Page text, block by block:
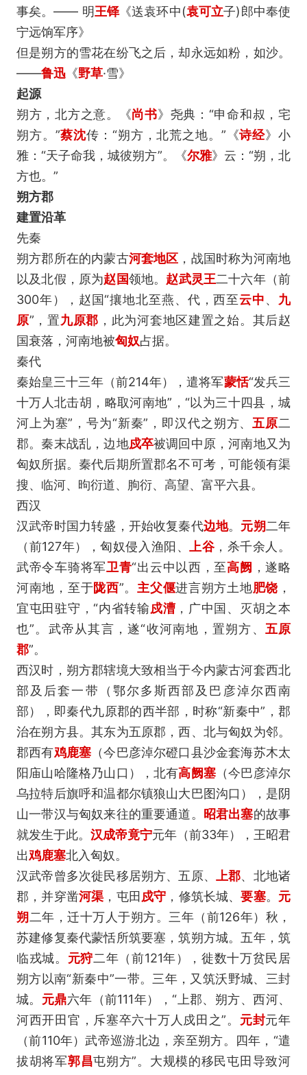
事矣。—— 明王铎《送袁环中(袁可立子)郎中奉使
宁远饷军序》
但是朔方的雪花在纷飞之后，却永远如粉，如沙。
——鲁迅 《野草·雪》
起源
朔方，北方之意。《尚书》尧典：“申命和叔，宅
朔方。”蔡沈传：“朔方，北荒之地。”《诗经》小
雅：“天子命我，城彼朔方”。《尔雅》云：“朔，北
方也。”
朔方郡
建置沿革
先秦
朔方郡所在的内蒙古河套地区 ，战国时称为河南地
以及北假，原为赵国领地。 赵武灵王二十六年（前
300年），赵国“攘地北至燕、代，西至云中、 九
原”，置九原郡 ，此为河套地区建置之始。其后赵
国衰落，河南地被匈奴占据。
秦代
秦始皇三十三年（前214年），遣将军蒙恬“发兵三
十万人北击胡，略取河南地”，“以为三十四县，城
河上为塞”，号为“新秦”，即汉代之朔方、 五原二
郡。秦末战乱，边地戍卒被调回中原，河南地又为
匈奴所据。秦代后期所置郡名不可考，可能领有渠
搜、临河、昫衍道、朐衍、高望、富平六县。
西汉
汉武帝时国力转盛，开始收复秦代边地。 元朔二年
（前127年），匈奴侵入渔阳、
上谷，杀千余人。
武帝令车骑将军卫青“出云中以西，至高阙 ，遂略
河南地，至于陇西”。 主父偃进言朔方土地肥饶 ，
宜屯田驻守，“内省转输戍漕 ，广中国、灭胡之本
也”。武帝从其言，遂“收河南地，置朔方、 五原
郡”。
西汉时，朔方郡辖境大致相当于今内蒙古河套西北
部及后套一带（鄂尔多斯西部及巴彦淖尔西南
部），即秦代九原郡的西半部，时称“新秦中”，郡
治在朔方县。其东为五原郡，西、北与匈奴为邻。
郡西有鸡鹿塞 （今巴彦淖尔磴口县沙金套海苏木太
阳庙山哈隆格乃山口），北有高阙塞 （今巴彦淖尔
乌拉特后旗呼和温都尔镇狼山大巴图沟口），是阴
山一带汉与匈奴来往的重要通道。 昭君出塞的故事
就发生于此。 汉成帝竟宁元年（前33年），王昭君
出鸡鹿塞北入匈奴。
汉武帝曾多次徙民移居朔方、五原、
上郡、北地诸
郡，并穿凿河渠 ，屯田戍守 ，修筑长城、要塞。 元
朔二年，迁十万人于朔方。三年（前126年）秋，
苏建修复秦代蒙恬所筑要塞，筑朔方城。五年，筑
临戎城。 元狩二年（前121年），徙数十万贫民居
朔方以南“新秦中”一带。三年，又筑沃野城、三封
城。 元鼎六年（前111年），“上郡、朔方、西河、
河西开田官，斥塞卒六十万人戍田之”。 元封元年
（前110年）武帝巡游北边，亲至朔方。四年，“遣
拔胡将军郭昌屯朔方”。大规模的移民屯田导致河